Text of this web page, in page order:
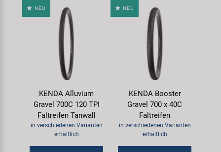
NEU
KENDA Alluvium
Gravel 700C 120 TPI
Faltreifen Tanwall
in verschiedenen Varianten
erhältlich
NEU
KENDA Booster
Gravel 700 x 40C
Faltreifen
in verschiedenen Varianten
erhältlich